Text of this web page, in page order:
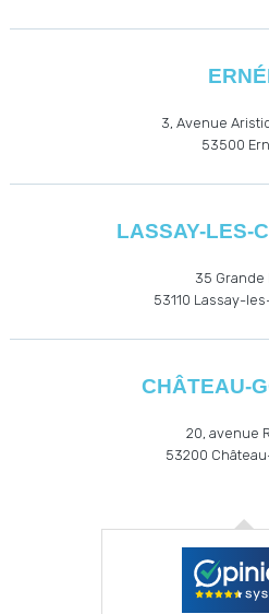
3, Avenue
53500
LASSAY-LES-
35 Grande
53110 Lassay-
CHÂTEAU-
20, avenue
53200